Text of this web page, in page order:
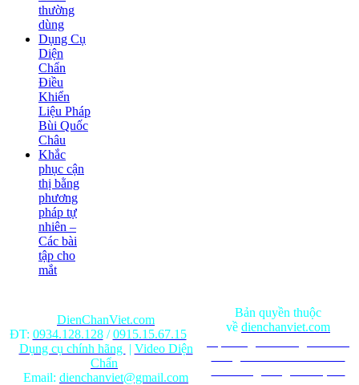
thường
dùng
Dụng Cụ
Diện
Chẩn
Điều
Khiển
Liệu Pháp
Bùi Quốc
Châu
Khắc
phục cận
thị bằng
phương
pháp tự
nhiên –
Các bài
tập cho
mắt
DienChanViet.com
ĐT: 0934.128.128/0915.15.67.15
Dụng cụ chính hãng | Video Diện
Chẩn
Email: dienchanviet@gmail.com
Bản quyền thuộc
về dienchanviet.com